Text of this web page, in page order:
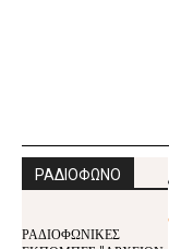
ΡΑΔΙΟΦΩΝΟ
ΡΑΔΙΟΦΩΝΙΚΕΣ